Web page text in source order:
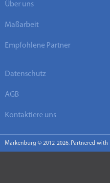
Über uns
Maßarbeit
Empfohlene Partner
Datenschutz
AGB
Kontaktiere uns
Markenburg © 2012-2026. Partnered with